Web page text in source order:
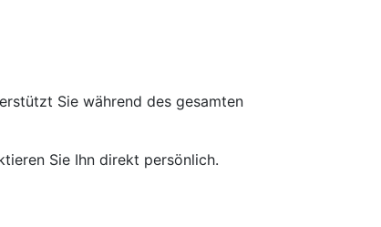
Sie während des gesamten
Sie Ihn direkt persönlich.